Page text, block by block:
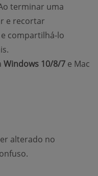
terminar uma
e recortar
compartilhá-lo
Windows 10/8/7 e Mac
alterado no